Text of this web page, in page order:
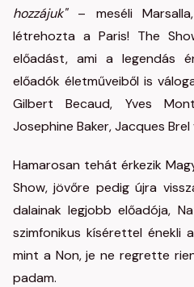
hozzájuk"– meséli
létrehozta a Paris! The
előadást, ami a legendás
előadók életműveiből is
Gilbert Becaud, Yves
Josephine Baker, Jacques
Hamarosan tehát érkezik
Show, jövőre pedig újra
dalainak legjobb előadója,
szimfonikus kísérettel énekli
mint a Non, je ne regrette
padam.